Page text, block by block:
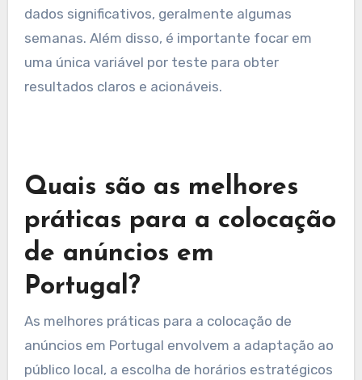
imagens ou chamadas para ação. Realizar esses
testes de forma regular ajuda a entender o que
ressoa mais com o público.
semanas. Além disso, é importante focar em
uma única variável por teste para obter
resultados claros e acionáveis.
Quais são as melhores
práticas para a colocação